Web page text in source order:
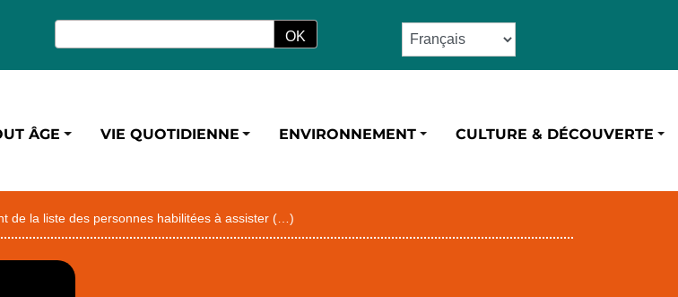
ÂGE VIE QUOTIDIENNE ENVIRONNEMENT CULTURE & DÉCOUVERTE
de la liste des personnes habilitées à assister (…)